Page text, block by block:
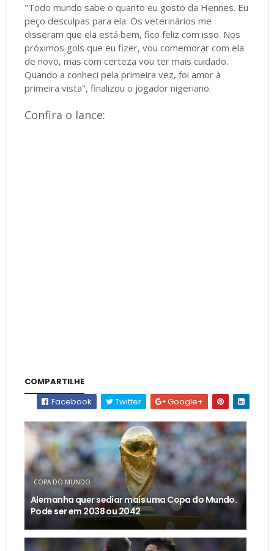
"Todo mundo sabe o quanto eu gosto da Hennes. Eu
peço desculpas para ela. Os veterinários me
disseram que ela está bem, fico feliz com isso. Nos
próximos gols que eu fizer, vou comemorar com ela
de novo, mas com certeza vou ter mais cuidado.
Quando a conheci pela primeira vez, foi amor à
primeira vista", finalizou o jogador nigeriano.
Confira o lance:
COMPARTILHE
Facebook
Twitter Google+
COPA DO MUNDO
Alemanha quer sediar mais uma Copa do Mundo.
Pode ser em 2038 ou 2042